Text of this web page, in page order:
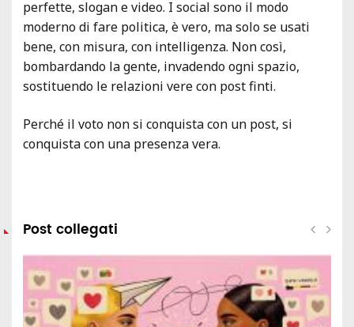
perfette, slogan e video. I social sono il modo
moderno di fare politica, è vero, ma solo se usati
bene, con misura, con intelligenza. Non così,
bombardando la gente, invadendo ogni spazio,
sostituendo le relazioni vere con post finti.
Perché il voto non si conquista con un post, si
conquista con una presenza vera.
Post collegati